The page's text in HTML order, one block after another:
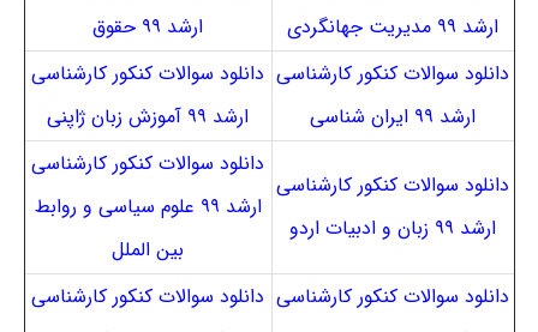
ارشد ۹۹ مدیریت جهانگردی
ارشد ۹۹ حقوق
دانلود سوالات کنکور کارشناسی
ارشد ۹۹ ایران شناسی
دانلود سوالات کنکور کارشناسی
ارشد ۹۹ آموزش زبان ژاپنی
دانلود سوالات کنکور کارشناسی
ارشد ۹۹ زبان و ادبیات اردو
دانلود سوالات کنکور کارشناسی
ارشد ۹۹ علوم سیاسی و روابط
بین الملل
دانلود سوالات کنکور کارشناسی دانلود سوالات کنکور کارشناسی